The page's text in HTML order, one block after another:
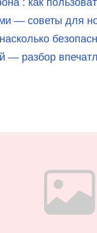
— советы для
— разбор